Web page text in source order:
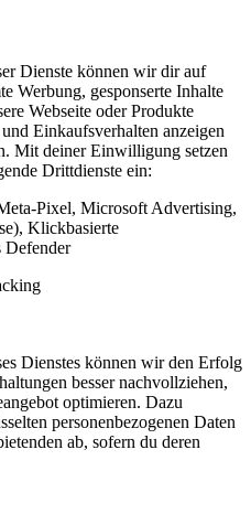
Dienste können wir dir auf
Werbung, gesponserte Inhalte
Webseite oder Produkte
Einkaufsverhalten anzeigen
Mit deiner Einwilligung setzen
Drittdienste ein:
Pixel, Microsoft Advertising,
Klickbasierte
Defender
Dienstes können wir den Erfolg
besser nachvollziehen,
optimieren. Dazu
personenbezogenen Daten
ab, sofern du deren